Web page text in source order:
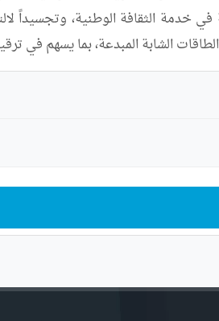
الشابة المبدعة، بما يسهم في